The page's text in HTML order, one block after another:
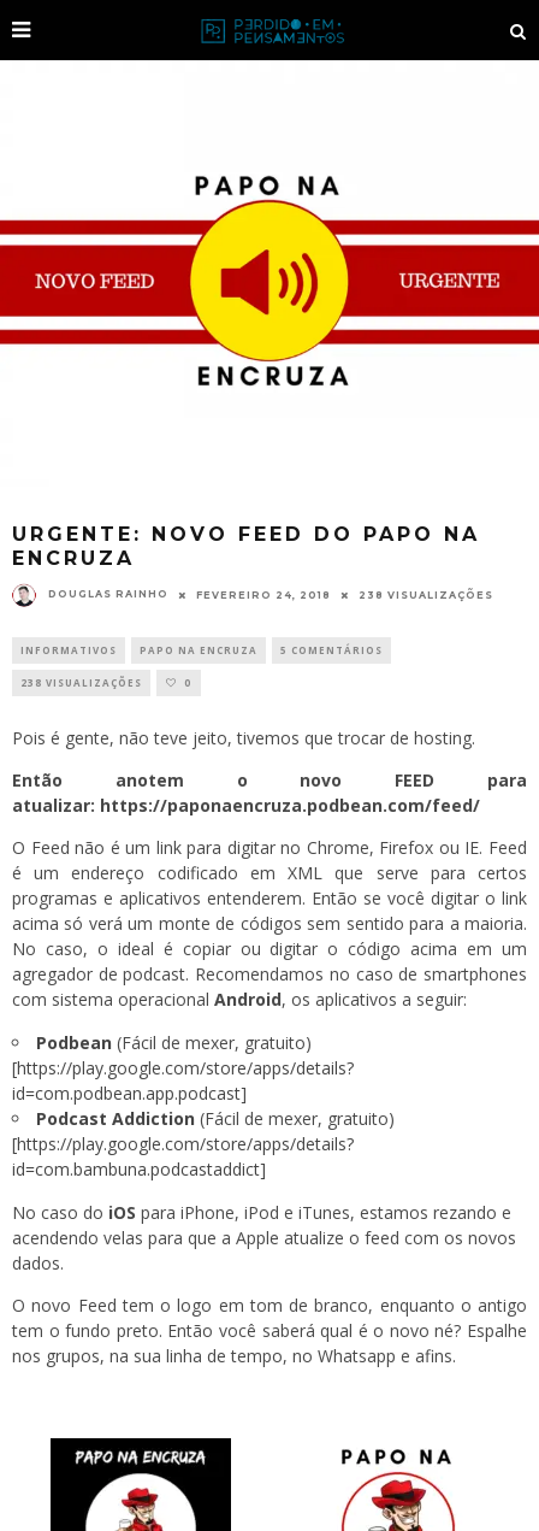
URGENTE: NOVO FEED DO PAPO NA
ENCRUZA
DOUGLAS RAINHO FEVEREIRO 24, 2018 238 VISUALIZAÇÕES
INFORMATIVOS PAPO NA ENCRUZA 5 COMENTÁRIOS
238 VISUALIZAÇÕES 0
Pois é gente, não teve jeito, tivemos que trocar de hosting.
Então anotem o novo FEED para
atualizar: https://paponaencruza.podbean.com/feed/
O Feed não é um link para digitar no Chrome, Firefox ou IE. Feed
é um endereço codificado em XML que serve para certos
programas e aplicativos entenderem. Então se você digitar o link
acima só verá um monte de códigos sem sentido para a maioria.
No caso, o ideal é copiar ou digitar o código acima em um
agregador de podcast. Recomendamos no caso de smartphones
com sistema operacional Android, os aplicativos a seguir:
Podbean (Fácil de mexer, gratuito)
[https://play.google.com/store/apps/details?
id=com.podbean.app.podcast]
Podcast Addiction (Fácil de mexer, gratuito)
[https://play.google.com/store/apps/details?
id=com.bambuna.podcastaddict]
No caso do iOS para iPhone, iPod e iTunes, estamos rezando e
acendendo velas para que a Apple atualize o feed com os novos
dados.
O novo Feed tem o logo em tom de branco, enquanto o antigo
tem o fundo preto. Então você saberá qual é o novo né? Espalhe
nos grupos, na sua linha de tempo, no Whatsapp e afins.